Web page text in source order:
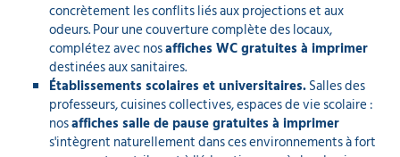
concrètement les conflits liés aux projections et aux
odeurs. Pour une couverture complète des locaux,
complétez avec nosaffiches WC gratuites à imprimer
destinées aux sanitaires.
Établissements scolaires et universitaires.Salles des
professeurs, cuisines collectives, espaces de vie scolaire :
nosaffiches salle de pause gratuites à imprimer
s'intègrent naturellement dans ces environnements à fort